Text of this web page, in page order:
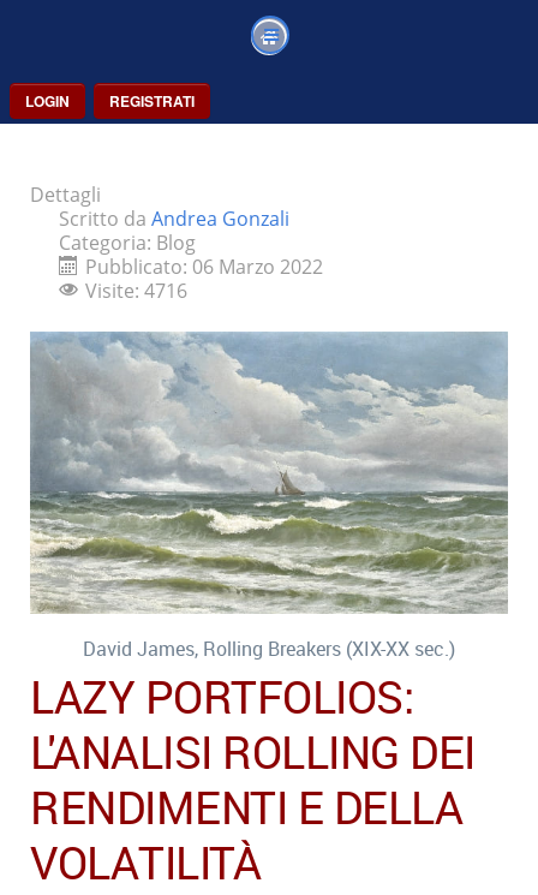
LOGIN REGISTRATI
Dettagli
Scritto da Andrea Gonzali
Categoria: Blog
Pubblicato: 06 Marzo 2022
Visite: 4716
David James, Rolling Breakers (XIX-XX sec.)
LAZY PORTFOLIOS:
L'ANALISI ROLLING DEI
RENDIMENTI E DELLA
VOLATILITÀ